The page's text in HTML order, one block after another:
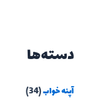
دسته‌ها
آپنه خواب(34)